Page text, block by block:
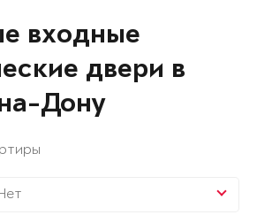
входные
двери в
Дону
Нет